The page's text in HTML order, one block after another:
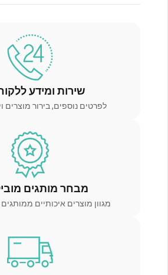
שירות ומידע
לפרטים נוספים, בירור מוצרים
מבחר מותגים
מגוון מוצרים איכותיים ממותגים